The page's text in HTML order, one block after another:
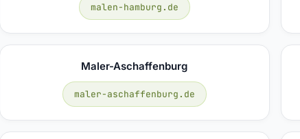
malen-hamburg.de
Maler-Aschaffenburg
maler-aschaffenburg.de